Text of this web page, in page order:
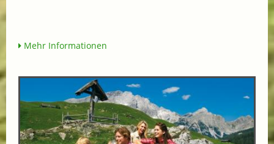
Mehr Informationen